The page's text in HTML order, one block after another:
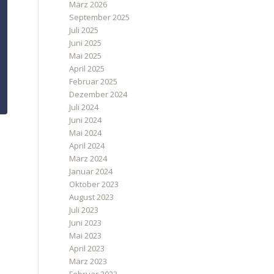
März 2026
September 2025
Juli 2025
Juni 2025
Mai 2025
April 2025
Februar 2025
Dezember 2024
Juli 2024
Juni 2024
Mai 2024
April 2024
März 2024
Januar 2024
Oktober 2023
August 2023
Juli 2023
Juni 2023
Mai 2023
April 2023
März 2023